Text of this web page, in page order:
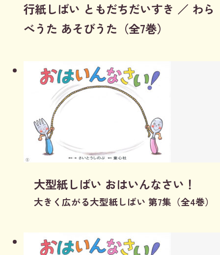
行紙しばい ともだちだいすき ／ わら
べうた あそびうた（全7巻）
大型紙しばい おはいんなさい！
大きく広がる大型紙しばい 第7集（全4巻）